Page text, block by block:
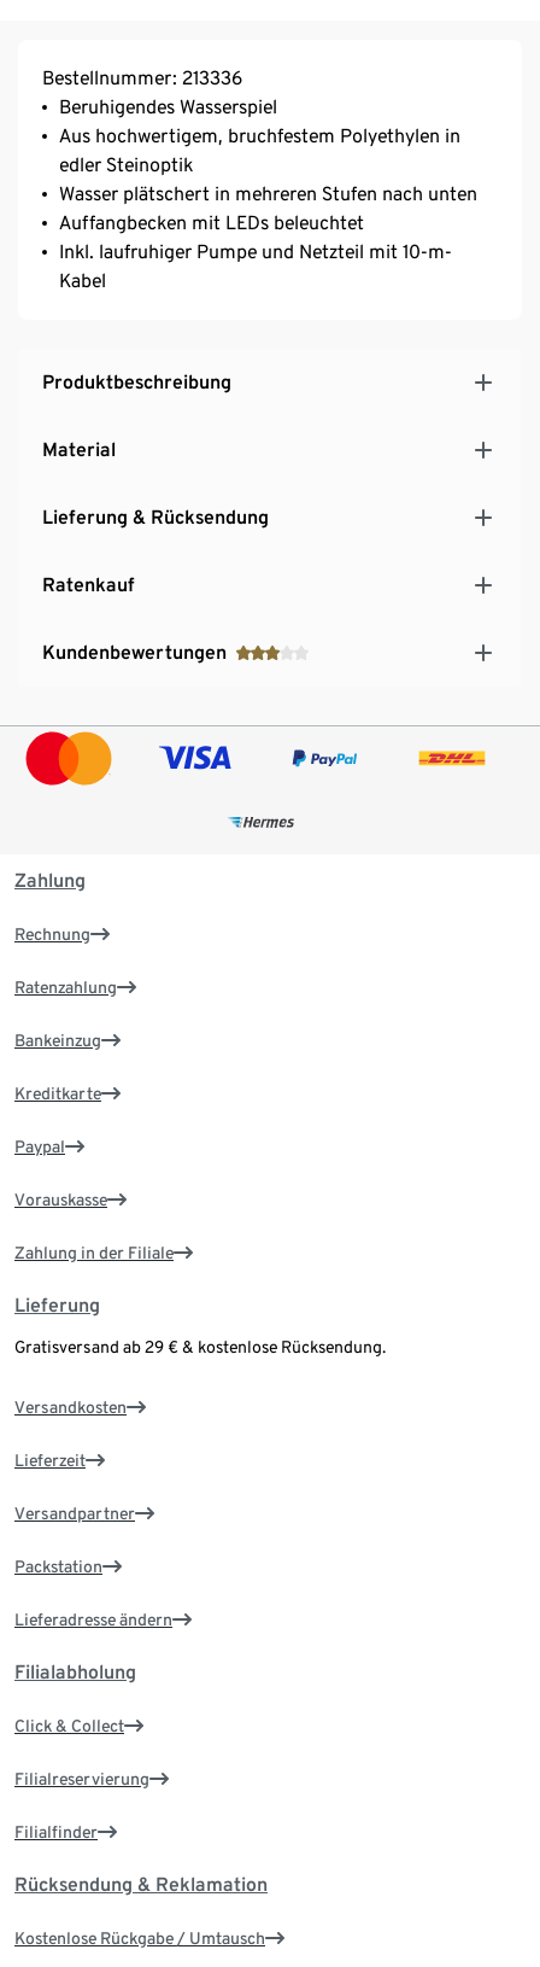
Bestellnummer: 213336
Beruhigendes Wasserspiel
Aus hochwertigem, bruchfestem Polyethylen in
edler Steinoptik
Wasser plätschert in mehreren Stufen nach unten
Auffangbecken mit LEDs beleuchtet
Inkl. laufruhiger Pumpe und Netzteil mit 10-m-
Kabel
Produktbeschreibung
Material
Lieferung & Rücksendung
Ratenkauf
Kundenbewertungen
Zahlung
Rechnung
Ratenzahlung
Bankeinzug
Kreditkarte
Paypal
Vorauskasse
Zahlung in der Filiale
Lieferung
Gratisversand ab 29 € & kostenlose Rücksendung.
Versandkosten
Lieferzeit
Versandpartner
Packstation
Lieferadresse ändern
Filialabholung
Click & Collect
Filialreservierung
Filialfinder
Rücksendung & Reklamation
Kostenlose Rückgabe / Umtausch